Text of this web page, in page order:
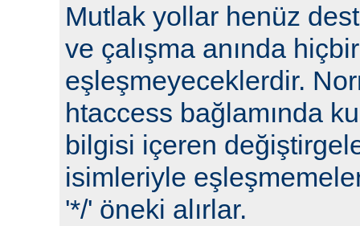
Mutlak yollar henüz
ve çalışma anında
eşleşmeyeceklerdir.
htaccess bağlamında
bilgisi içeren
isimleriyle
'*/' öneki alırlar.